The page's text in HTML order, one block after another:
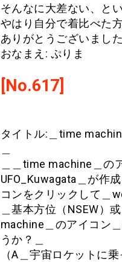
そんなに大差ない、と
やはり自分で着比べた
ありがとうございました
おなまえ: ぷりま
[No.617]
タイトル:＿time
＿＿time machine＿の
UFO_Kuwagata＿が作
コンをクリックして＿
＿基本方位（NSEW）
machine＿のアイコン
うか？＿
（A＿宇宙ロケットに